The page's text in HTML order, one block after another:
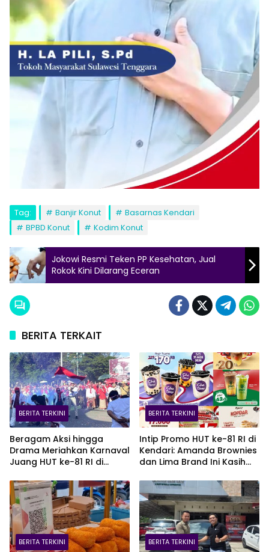
Tag: Banjir Konut
Basarnas Kendari
BPBD Konut
Kodim Konut
Jokowi Resmi Teken PP Kesehatan, Jual
Rokok Kini Dilarang Eceran
BERITA TERKAIT
BERITA TERKINI
Beragam Aksi hingga
Drama Meriahkan Karnaval
Juang HUT ke-81 RI di
BERITA TERKINI
Intip Promo HUT ke-81 RI di
Kendari: Amanda Brownies
dan Lima Brand Ini Kasih
BERITA TERKINI BERITA TERKINI